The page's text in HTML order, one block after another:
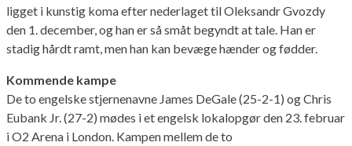
ligget i kunstig koma efter nederlaget til Oleksandr Gvozdy
den 1. december, og han er så småt begyndt at tale. Han er
stadig hårdt ramt, men han kan bevæge hænder og fødder.
Kommende kampe
De to engelske stjernenavne James DeGale (25-2-1) og Chris
Eubank Jr. (27-2) mødes i et engelsk lokalopgør den 23. februar
i O2 Arena i London. Kampen mellem de to